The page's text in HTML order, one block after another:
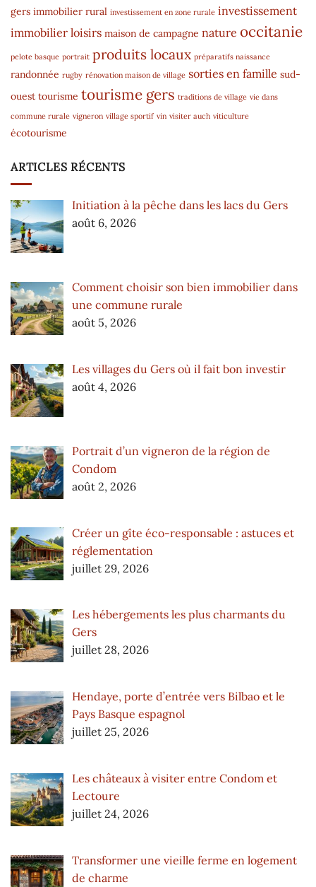
gers immobilier rural investissement en zone rurale investissement
immobilier loisirs maison de campagne nature occitanie
pelote basque portrait produits locaux préparatifs naissance
randonnée rugby rénovation maison de village sorties en famille sud-
ouest tourisme tourisme gers traditions de village vie dans
commune rurale vigneron village sportif vin visiter auch viticulture
écotourisme
ARTICLES RÉCENTS
Initiation à la pêche dans les lacs du Gers
août 6, 2026
Comment choisir son bien immobilier dans
une commune rurale
août 5, 2026
Les villages du Gers où il fait bon investir
août 4, 2026
Portrait d’un vigneron de la région de
Condom
août 2, 2026
Créer un gîte éco-responsable : astuces et
réglementation
juillet 29, 2026
Les hébergements les plus charmants du
Gers
juillet 28, 2026
Hendaye, porte d’entrée vers Bilbao et le
Pays Basque espagnol
juillet 25, 2026
Les châteaux à visiter entre Condom et
Lectoure
juillet 24, 2026
Transformer une vieille ferme en logement
de charme